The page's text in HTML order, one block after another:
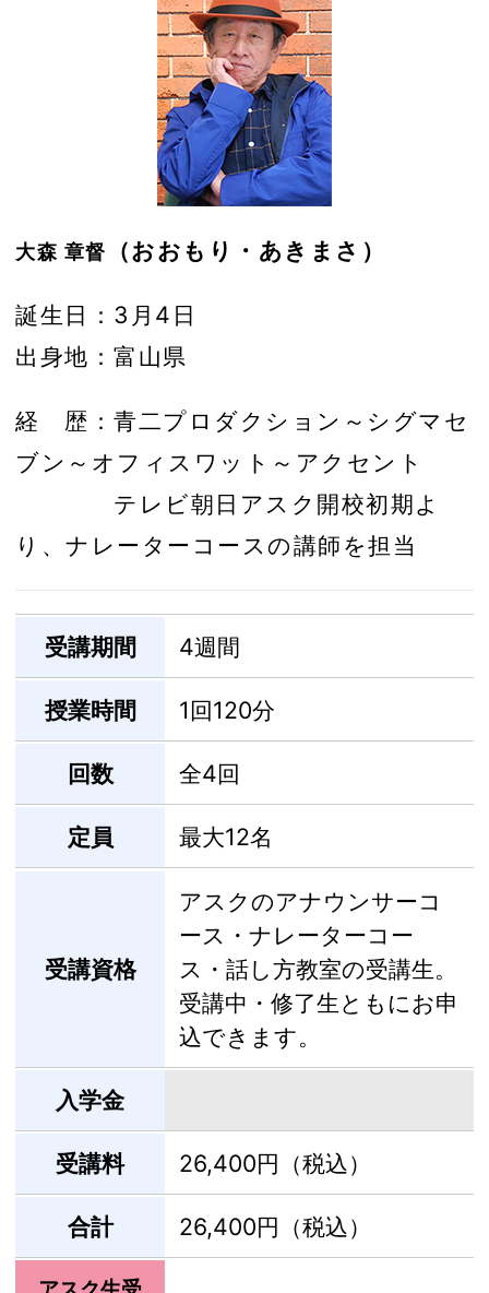
大森 章督 （おおもり・あきまさ）
誕生日：3月4日
出身地：富山県
経 歴：青二プロダクション～シグマセ
ブン～オフィスワット～アクセント
テレビ朝日アスク開校初期よ
り、ナレーターコースの講師を担当
受講期間 4週間
授業時間 1回120分
回数 全4回
定員 最大12名
受講資格
アスクのアナウンサーコ
ース・ナレーターコー
ス・話し方教室の受講生。
受講中・修了生ともにお申
込できます。
入学金
受講料 26,400円（税込）
合計 26,400円（税込）